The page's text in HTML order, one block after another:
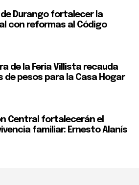
Durango fortalecer la
con reformas al Código
de la Feria Villista recauda
de pesos para la Casa Hogar
Central fortalecerán el
familiar: Ernesto Alanís